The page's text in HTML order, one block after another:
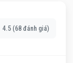
4.5 (68 đánh giá)